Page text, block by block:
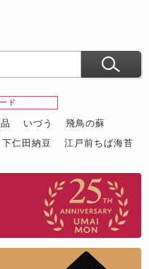
ド
いづう
飛鳥の蘇
下仁田納豆
江戸前ちば海苔